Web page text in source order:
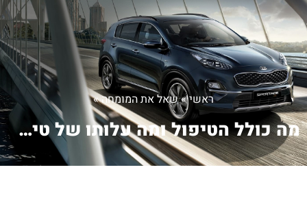
ראשי»שאל את המומחה»
מה כולל הטיפול ומה עלותו של טיפול כזה.